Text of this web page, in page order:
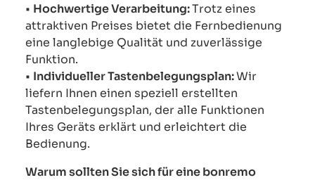
• Hochwertige Verarbeitung:Trotz eines
attraktiven Preises bietet die Fernbedienung
eine langlebige Qualität und zuverlässige
Funktion.
• Individueller Tastenbelegungsplan:Wir
liefern Ihnen einen speziell erstellten
Tastenbelegungsplan, der alle Funktionen
Ihres Geräts erklärt und erleichtert die
Bedienung.
Warum sollten Sie sich für eine bonremo